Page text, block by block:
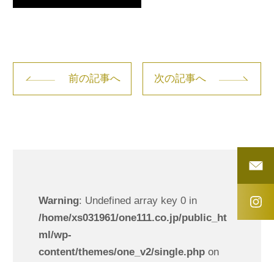
前の記事へ 次の記事へ
Warning: Undefined array key 0 in
/home/xs031961/one111.co.jp/public_ht
ml/wp-
content/themes/one_v2/single.phpon